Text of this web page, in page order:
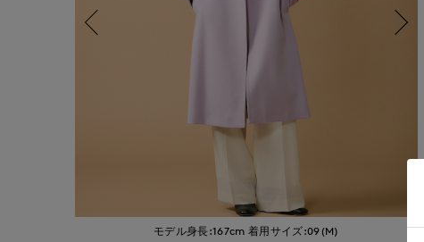
モデル身長:167cm 着用サイズ:09(M)